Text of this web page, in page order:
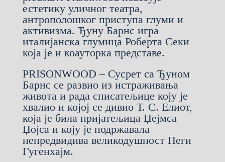
естетику уличног театра,
антрополошког приступа глуми и
активизма. Ђуну Барнс игра
италијанска глумица Роберта Секи
која је и коауторка представе.
PRISONWOOD – Сусрет са Ђуном
Барнс се развио из истраживања
живота и рада списатељице коју је
хвалио и којој се дивио Т. С. Елиот,
која је била пријатељица Џејмса
Џојса и коју је подржавала
непредвидива великодушност Пеги
Гугенхајм.